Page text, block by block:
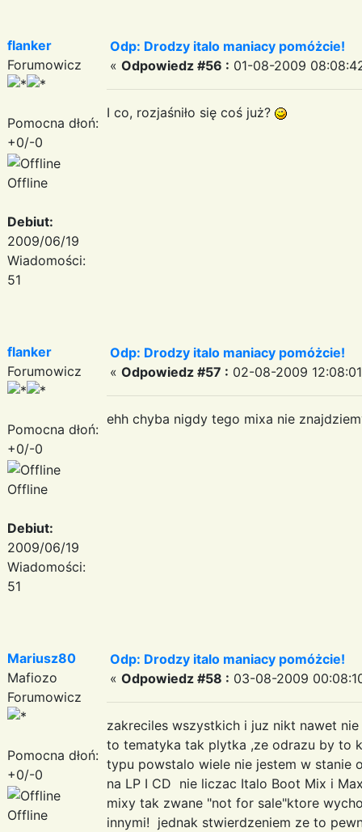
flanker
Forumowicz
Pomocna dłoń:
+0/-0
Offline
Debiut:
2009/06/19
Wiadomości:
51
Odp: Drodzy italo maniacy pomóżcie!
« Odpowiedz #56 : 01-08-2009
I co, rozjaśniło się coś już?
flanker
Forumowicz
Pomocna dłoń:
+0/-0
Offline
Debiut:
2009/06/19
Wiadomości:
51
Odp: Drodzy italo maniacy pomóżcie!
« Odpowiedz #57 : 02-08-2009
ehh chyba nigdy tego mixa nie
Mariusz80
Mafiozo
Forumowicz
Pomocna dłoń:
+0/-0
Offline
Odp: Drodzy italo maniacy pomóżcie!
« Odpowiedz #58 : 03-08-2009
zakreciles wszystkich i juz nikt nawet
to tematyka tak plytka ,ze odrazu by to
typu powstalo wiele nie jestem w stanie
na LP I CD nie liczac Italo Boot Mix i
mixy tak zwane "not for sale"ktore
innymi! jednak stwierdzeniem ze to